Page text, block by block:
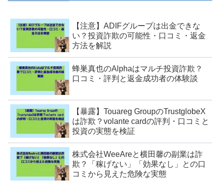
【注意】ADIFグループは出金できな
い？投資詐欺の可能性・口コミ・返金
方法を解説
蜂巣真也のAlphaはマルチ投資詐欺？
口コミ・評判と返金成功者の体験談
【暴露】Touareg GroupのTrustglobeX
は詐欺？volante cardの評判・口コミと
投資の実態を検証
株式会社WeeAreと横田馨の副業は詐
欺？「稼げない」「効果なし」との口
コミから見えた危険な実態